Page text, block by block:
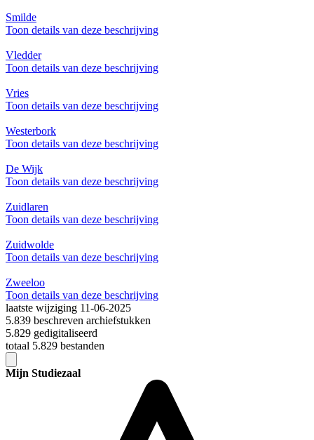
Smilde
Toon details van deze beschrijving
Vledder
Toon details van deze beschrijving
Vries
Toon details van deze beschrijving
Westerbork
Toon details van deze beschrijving
De Wijk
Toon details van deze beschrijving
Zuidlaren
Toon details van deze beschrijving
Zuidwolde
Toon details van deze beschrijving
Zweeloo
Toon details van deze beschrijving
laatste wijziging 11-06-2025
5.839 beschreven archiefstukken
5.829 gedigitaliseerd
totaal 5.829 bestanden
Mijn Studiezaal